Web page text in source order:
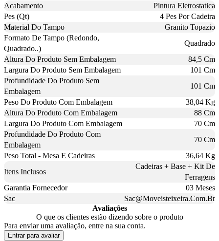
Acabamento
Pintura Eletrostatica
Pes (Qt)
4 Pes Por Cadeira
Material Do Tampo
Granito Topazio
Formato De Tampo (Redondo,
Quadrado..)
Quadrado
Altura Do Produto Sem Embalagem
84,5 Cm
Largura Do Produto Sem Embalagem
101 Cm
Profundidade Do Produto Sem
Embalagem
101 Cm
Peso Do Produto Com Embalagem
38,04 Kg
Altura Do Produto Com Embalagem
88 Cm
Largura Do Produto Com Embalagem
70 Cm
Profundidade Do Produto Com
Embalagem
70 Cm
Peso Total - Mesa E Cadeiras
36,64 Kg
Itens Inclusos
Cadeiras + Base + Kit De
Ferragens
Garantia Fornecedor
03 Meses
Sac
Sac@Moveisteixeira.Com.Br
Avaliações
O que os clientes estão dizendo sobre o produto
Para enviar uma avaliação, entre na sua conta.
Entrar para avaliar